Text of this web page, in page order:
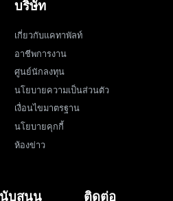
บริษัท
เกี่ยวกับแคทาพัลท์
อาชีพการงาน
ศูนย์นักลงทุน
นโยบายความเป็นส่วนตัว
เงื่อนไขมาตรฐาน
นโยบายคุกกี้
ห้องข่าว
บสนุน ติดต่อ